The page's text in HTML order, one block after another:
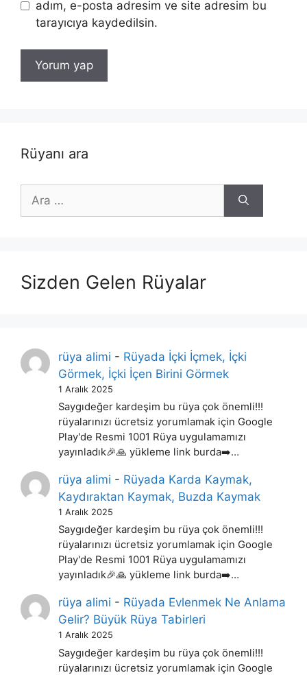
adım, e-posta adresim ve site adresim bu
tarayıcıya kaydedilsin.
Rüyanı ara
ara
Sizden Gelen Rüyalar
rüya alimi - Rüyada İçki İçmek, İçki
Görmek, İçki İçen Birini Görmek
1 Aralık 2025
Saygıdeğer kardeşim bu rüya çok önemli!!!
rüyalarınızı ücretsiz yorumlamak için Google
Play'de Resmi 1001 Rüya uygulamamızı
yayınladık🎉🙏 yükleme link burda➡️…
rüya alimi - Rüyada Karda Kaymak,
Kaydıraktan Kaymak, Buzda Kaymak
1 Aralık 2025
Saygıdeğer kardeşim bu rüya çok önemli!!!
rüyalarınızı ücretsiz yorumlamak için Google
Play'de Resmi 1001 Rüya uygulamamızı
yayınladık🎉🙏 yükleme link burda➡️…
rüya alimi - Rüyada Evlenmek Ne Anlama
Gelir? Büyük Rüya Tabirleri
1 Aralık 2025
Saygıdeğer kardeşim bu rüya çok önemli!!!
rüyalarınızı ücretsiz yorumlamak için Google